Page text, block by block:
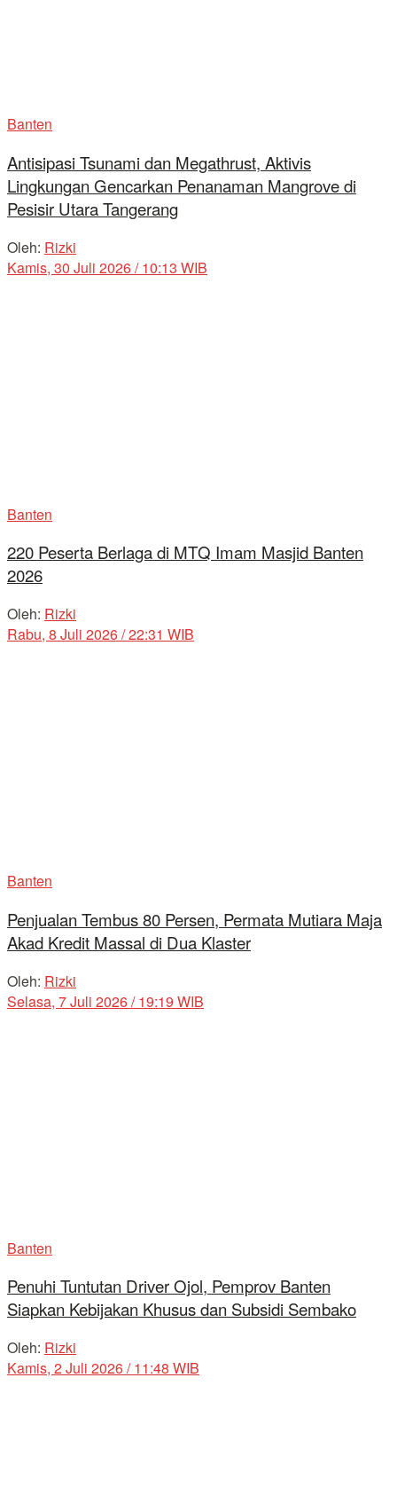
Banten
Antisipasi Tsunami dan Megathrust, Aktivis
Lingkungan Gencarkan Penanaman Mangrove di
Pesisir Utara Tangerang
Oleh: Rizki
Kamis, 30 Juli 2026 / 10:13 WIB
Banten
220 Peserta Berlaga di MTQ Imam Masjid Banten
2026
Oleh: Rizki
Rabu, 8 Juli 2026 / 22:31 WIB
Banten
Penjualan Tembus 80 Persen, Permata Mutiara Maja
Akad Kredit Massal di Dua Klaster
Oleh: Rizki
Selasa, 7 Juli 2026 / 19:19 WIB
Banten
Penuhi Tuntutan Driver Ojol, Pemprov Banten
Siapkan Kebijakan Khusus dan Subsidi Sembako
Oleh: Rizki
Kamis, 2 Juli 2026 / 11:48 WIB